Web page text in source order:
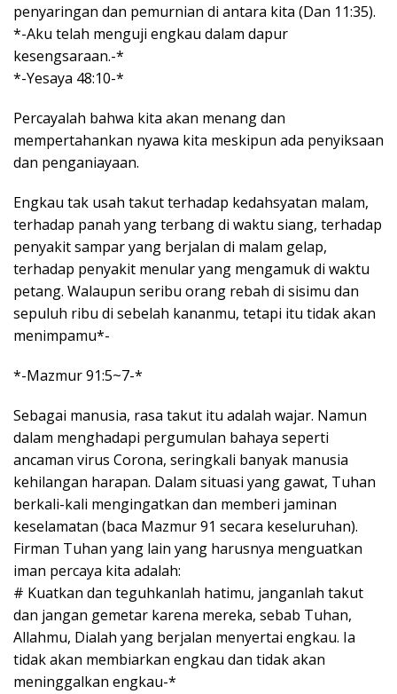
penyaringan dan pemurnian di antara kita (Dan 11:35).
*-Aku telah menguji engkau dalam dapur
kesengsaraan.-*
*-Yesaya 48:10-*
Percayalah bahwa kita akan menang dan
mempertahankan nyawa kita meskipun ada penyiksaan
dan penganiayaan.
Engkau tak usah takut terhadap kedahsyatan malam,
terhadap panah yang terbang di waktu siang, terhadap
penyakit sampar yang berjalan di malam gelap,
terhadap penyakit menular yang mengamuk di waktu
petang. Walaupun seribu orang rebah di sisimu dan
sepuluh ribu di sebelah kananmu, tetapi itu tidak akan
menimpamu*-
*-Mazmur 91:5~7-*
Sebagai manusia, rasa takut itu adalah wajar. Namun
dalam menghadapi pergumulan bahaya seperti
ancaman virus Corona, seringkali banyak manusia
kehilangan harapan. Dalam situasi yang gawat, Tuhan
berkali-kali mengingatkan dan memberi jaminan
keselamatan (baca Mazmur 91 secara keseluruhan).
Firman Tuhan yang lain yang harusnya menguatkan
iman percaya kita adalah:
# Kuatkan dan teguhkanlah hatimu, janganlah takut
dan jangan gemetar karena mereka, sebab Tuhan,
Allahmu, Dialah yang berjalan menyertai engkau. Ia
tidak akan membiarkan engkau dan tidak akan
meninggalkan engkau-*